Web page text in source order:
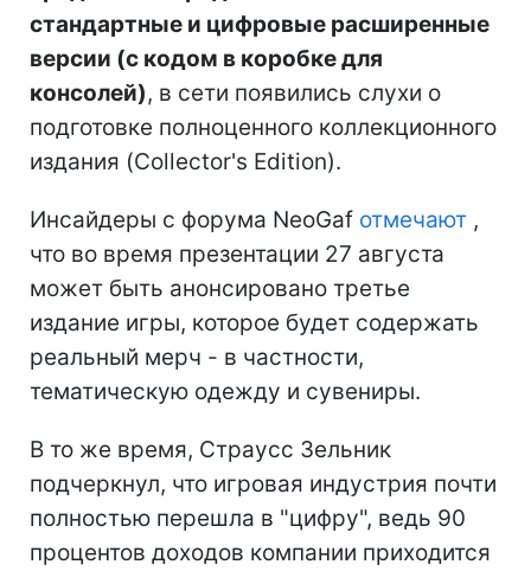
стандартные и цифровые расширенные
версии (с кодом в коробке для
консолей), в сети появились слухи о
подготовке полноценного коллекционного
издания (Collector's Edition).
Инсайдеры с форума NeoGaf отмечают ,
что во время презентации 27 августа
может быть анонсировано третье
издание игры, которое будет содержать
реальный мерч - в частности,
тематическую одежду и сувениры.
В то же время, Страусс Зельник
подчеркнул, что игровая индустрия почти
полностью перешла в "цифру", ведь 90
процентов доходов компании приходится